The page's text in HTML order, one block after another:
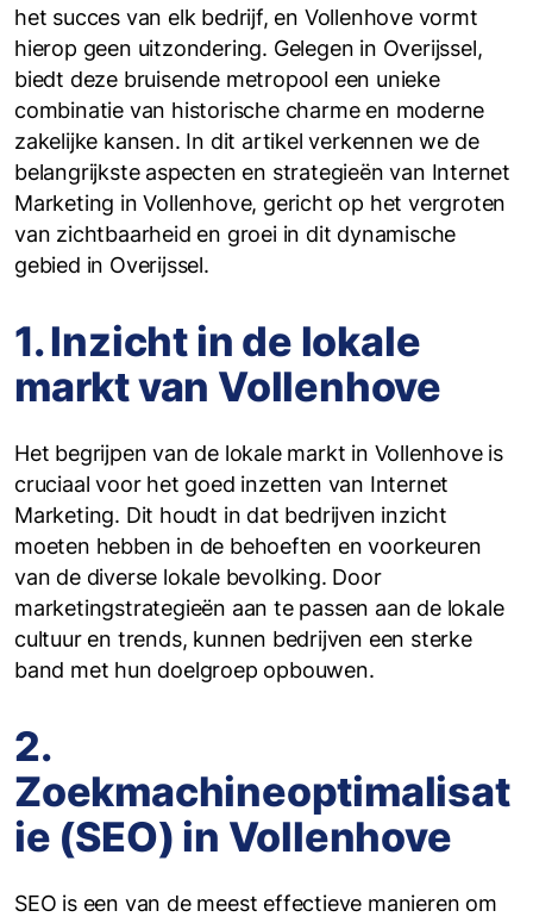
het succes van elk bedrijf, en Vollenhove vormt
hierop geen uitzondering. Gelegen in Overijssel,
biedt deze bruisende metropool een unieke
combinatie van historische charme en moderne
zakelijke kansen. In dit artikel verkennen we de
belangrijkste aspecten en strategieën van Internet
Marketing in Vollenhove, gericht op het vergroten
van zichtbaarheid en groei in dit dynamische
gebied in Overijssel.
1. Inzicht in de lokale
markt van Vollenhove
Het begrijpen van de lokale markt in Vollenhove is
cruciaal voor het goed inzetten van Internet
Marketing. Dit houdt in dat bedrijven inzicht
moeten hebben in de behoeften en voorkeuren
van de diverse lokale bevolking. Door
marketingstrategieën aan te passen aan de lokale
cultuur en trends, kunnen bedrijven een sterke
band met hun doelgroep opbouwen.
2.
Zoekmachineoptimalisat
ie (SEO) in Vollenhove
SEO is een van de meest effectieve manieren om